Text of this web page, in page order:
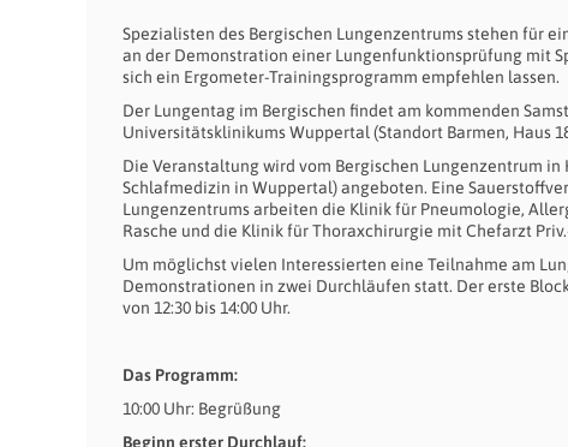
Spezialisten des Bergischen Lungenzentrums stehen für
an der Demonstration einer Lungenfunktionsprüfung mit
sich ein Ergometer-Trainingsprogramm empfehlen lassen.
Der Lungentag im Bergischen findet am kommenden
Universitätsklinikums Wuppertal (Standort Barmen, Haus
Die Veranstaltung wird vom Bergischen Lungenzentrum
Schlafmedizin in Wuppertal) angeboten. Eine
Lungenzentrums arbeiten die Klinik für Pneumologie,
Rasche und die Klinik für Thoraxchirurgie mit Chefarzt
Um möglichst vielen Interessierten eine Teilnahme am
Demonstrationen in zwei Durchläufen statt. Der erste
von 12:30 bis 14:00 Uhr.
Das Programm:
10:00 Uhr: Begrüßung
Beginn erster Durchlauf: